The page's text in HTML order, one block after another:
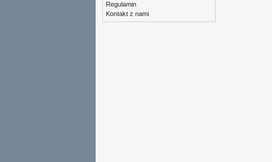
Regulamin
Kontakt z nami